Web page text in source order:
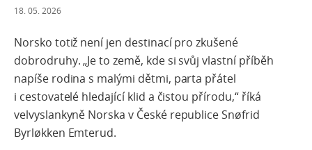
18. 05. 2026
Norsko totiž není jen destinací pro zkušené
dobrodruhy. „Je to země, kde si svůj vlastní příběh
napíše rodina s malými dětmi, parta přátel
i cestovatelé hledající klid a čistou přírodu,“ říká
velvyslankyně Norska v České republice Snøfrid
Byrløkken Emterud.